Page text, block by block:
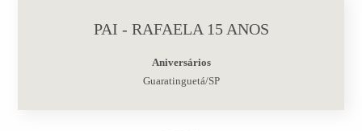
PAI - RAFAELA 15 ANOS
Aniversários
Guaratinguetá/SP